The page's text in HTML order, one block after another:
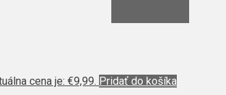
cena je: €9,99. Pridať do košíka